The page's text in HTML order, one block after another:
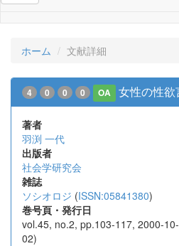
ホーム 文献詳細
4 0 0 0 OA 女性の性
著者
羽渕 一代
出版者
社会学研究会
雑誌
ソシオロジ (ISSN:05841380)
巻号頁・発行日
vol.45, no.2, pp.103-117, 2000-
02)